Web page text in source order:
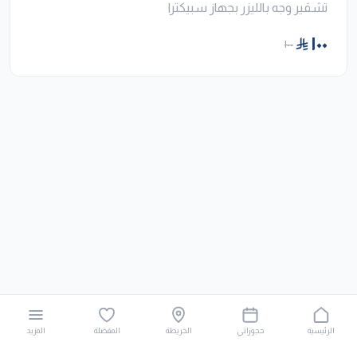
تشقير وجه بالليزر بجهاز سبيكترا
١٠٠ ١٠٠
الرئيسية حجوزاتي الخريطة المفضلة المزيد